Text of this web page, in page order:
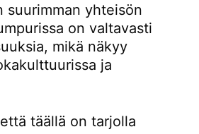
suurimman yhteisön
on valtavasti
mikä näkyy
ja
täällä on tarjolla